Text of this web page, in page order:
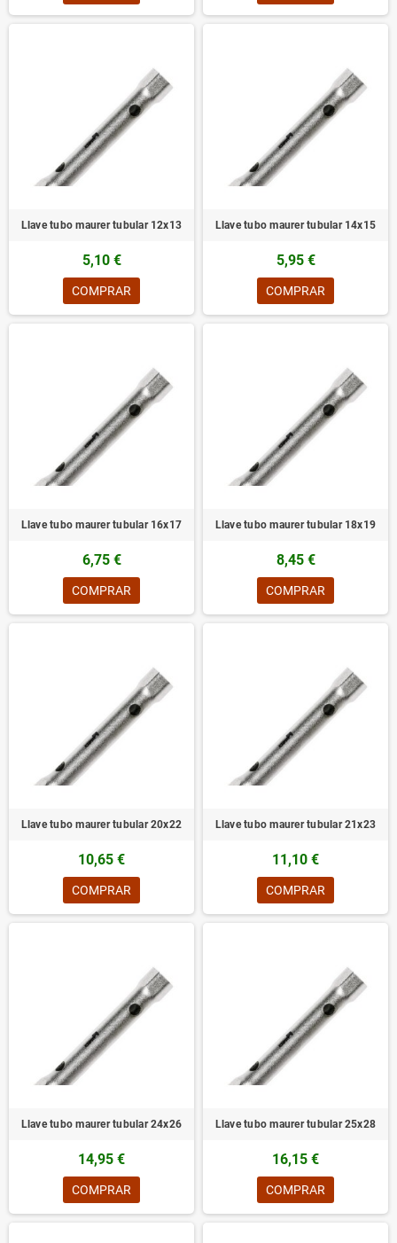
Llave tubo maurer tubular 12x13
5,10 €
COMPRAR
Llave tubo maurer tubular 14x15
5,95 €
COMPRAR
Llave tubo maurer tubular 16x17
6,75 €
COMPRAR
Llave tubo maurer tubular 18x19
8,45 €
COMPRAR
Llave tubo maurer tubular 20x22
10,65 €
COMPRAR
Llave tubo maurer tubular 21x23
11,10 €
COMPRAR
Llave tubo maurer tubular 24x26
14,95 €
COMPRAR
Llave tubo maurer tubular 25x28
16,15 €
COMPRAR